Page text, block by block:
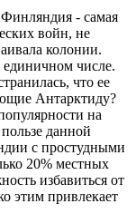
- самая
войн, не
колонии.
числе.
что ее
Антарктиду?
на
данной
с простудными
20% местных
избавиться от
этим привлекает